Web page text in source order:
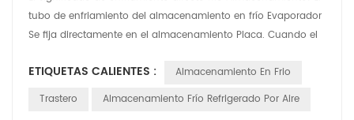
tubo de enfriamiento del almacenamiento en frío Evaporador
Se fija directamente en el almacenamiento Placa. Cuando el
ETIQUETAS CALIENTES :
Almacenamiento En Frio
Trastero
Almacenamiento Frío Refrigerado Por Aire